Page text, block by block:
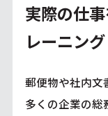
実際の仕
レーニング
郵便物や社内文
多くの企業の総